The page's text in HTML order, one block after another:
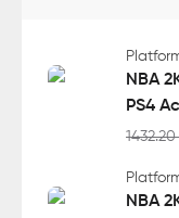
NBA
PS4
1432.20
NBA